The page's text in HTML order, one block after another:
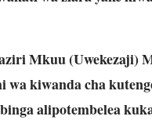
Mkuu (Uwekezaji)
kiwanda cha
alipotembelea